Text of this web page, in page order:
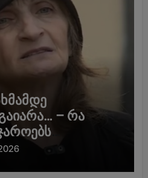
– რა
დედა